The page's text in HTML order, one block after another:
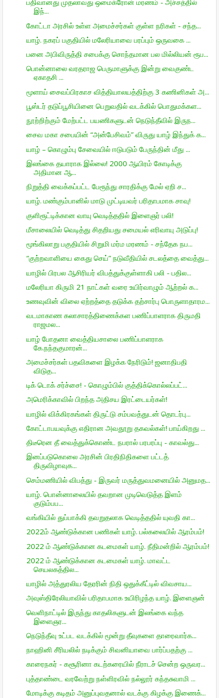
பதிவானது முதலாவது ஒமைக்ரோன் மரணம் - அச்சத்தில்
இந்...
கோட்டா அரசில் உள்ள அமைச்சர்கள் குள்ள நரிகள் - சந்த...
யாழ். நகரப் பகுதியில் மலேரியாவை பரப்பும் ஒருவகை ...
பனை அபிவிருத்தி சபைக்கு சொந்தமான பல மில்லியன் ரூப...
பொன்னாலை வரதராஜ பெருமாளுக்கு இன்று வைகுண்ட
ஏகாதசி ...
மூளாய் சைவப்பிரகாச வித்தியாலயத்திற்கு 3 கணினிகள் அ...
பூஸ்டர் தடுப்பூசியினை பெறுவதில் வடக்கில் பொதுமக்கள...
நூற்றிற்கும் மேற்பட்ட பயணிகளுடன் நெடுந்தீவில் இருந...
சைவ மகா சபையின் “அன்பேசிவம்” விருது யாழ் இந்துக் க...
யாழ் – கொழும்பு சேவையில் ஈடுபடும் பேருந்தின் மீது ...
இலங்கை தயாராக இல்லை! 2000 ஆயிரம் கோடிக்கு
அதிமான ஆ...
நிறுத்தி வைக்கப்பட்ட பேரூந்து சாரதிக்கு மேல் ஏறி ச...
யாழ். மண்கும்பானில் மாடு முட்டியவர் பரிதாபமாக சாவு!
குளிரூட்டிக்கான வாயு வெடித்ததில் இளைஞர் பலி!
மீசாலையில் வெடித்து சிதறியது சமையல் எரிவாயு அடுப்பு!
மூங்கிலாறு பகுதியில் சிறுமி மர்ம மரணம் - சந்தேக நப...
“குற்றவாளியை கைது செய்” நடுவீதியில் சடலத்தை வைத்து...
யாழில் பிரபல ஆசிரியர் விபத்துக்குள்ளாகி பலி - பதில...
மலேரியா கிருமி 21 நாட்கள் வரை உயிர்வாழும் ஆற்றல் க...
உணவுவின் விலை ஏற்றத்தை தடுக்க தற்சார்பு பொருளாதாரம...
வடமாகாண கலாசாரத்திணைக்கள பணிப்பாளராக திருமதி
ராஜமல...
யாழ் போதனா வைத்தியசாலை பணிப்பாளராக
கே.நந்தகுமாரன்...
அமைச்சர்கள் பதவிகளை இழக்க நேரிடும்! ஜனாதிபதி
விடுத...
டிக் டொக் சர்ச்சை! - கொழும்பில் குத்திக்கொல்லப்பட்...
அமெரிக்காவில் பிறந்த அதிசய இரட்டையர்கள்!
யாழில் விக்கிரகங்கள் திருட்டு சம்பவத்துடன் தொடர்பு...
கோட்டாபயவுக்கு எதிரான அவதூறு தகவல்கள்! பாய்கிறது ...
திடீரென தீ வைத்துக்கொண்ட நபரால் பரபரப்பு - காவல்து...
இனப்படுகொலை அரசின் பிரதிநிதிகளை பட்டத்
திருவிழாவுக...
செம்மணியில் விபத்து - இருவர் மருத்துவமனையில் அனுமத...
யாழ். பொன்னாலையில் தவறான முடிவெடுத்த இளம்
குடும்பப...
வங்கியில் துப்பாக்கி தவறுதலாக வெடித்ததில் யுவதி கா...
2022ம் ஆண்டுக்கான பணிகள் யாழ். பல்கலையில் ஆரம்பம்!
2022 ம் ஆண்டுக்கான கடமைகள் யாழ். நீதிமன்றில் ஆரம்பம்!
2022 ம் ஆண்டுக்கான கடமைகள் யாழ். மாவட்ட
செயலகத்தில...
யாழில் அத்துரலிய தேரரின் நிதி ஒதுக்கீட்டில் விவசாய...
அவுஸ்திரேலியாவில் பரிதாபமாக உயிரிழந்த யாழ். இளைஞன்
வெளிநாட்டில் இருந்து காதலிகளுடன் இலங்கை வந்த
இளைஞர...
நெடுந்தீவு உட்பட வடக்கில் மூன்று தீவுகளை தாரைவார்க...
நாஹினி சீரியலில் நடிக்கும் சிவனியாவை பார்ப்பதற்கு ...
காரைநகர் - கசூரினா கடற்கரையில் நீராடச் சென்ற ஒருவர...
புத்தாண்டை வரவேற்று நள்ளிரவில் நல்லூர் கந்தசுவாமி ...
மோடிக்கு கடிதம் அனுப்புவதனால் வடக்கு கிழக்கு இணைக்...